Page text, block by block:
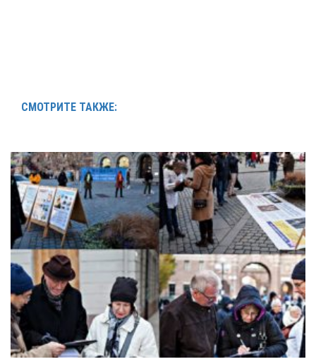
СМОТРИТЕ ТАКЖЕ: